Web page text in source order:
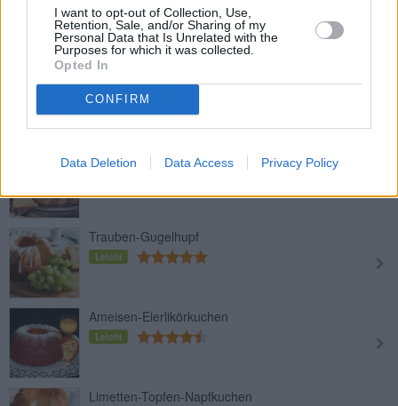
I want to opt-out of Collection, Use,
Retention, Sale, and/or Sharing of my
Personal Data that Is Unrelated with the
Purposes for which it was collected.
Opted In
CONFIRM
Data Deletion Data Access Privacy Policy
Leicht
Leicht
Omas Topfengugelhupf
Trauben-Gugelhupf
Leicht
Ameisen-Eierlikörkuchen
Leicht
Limetten-Topfen-Napfkuchen